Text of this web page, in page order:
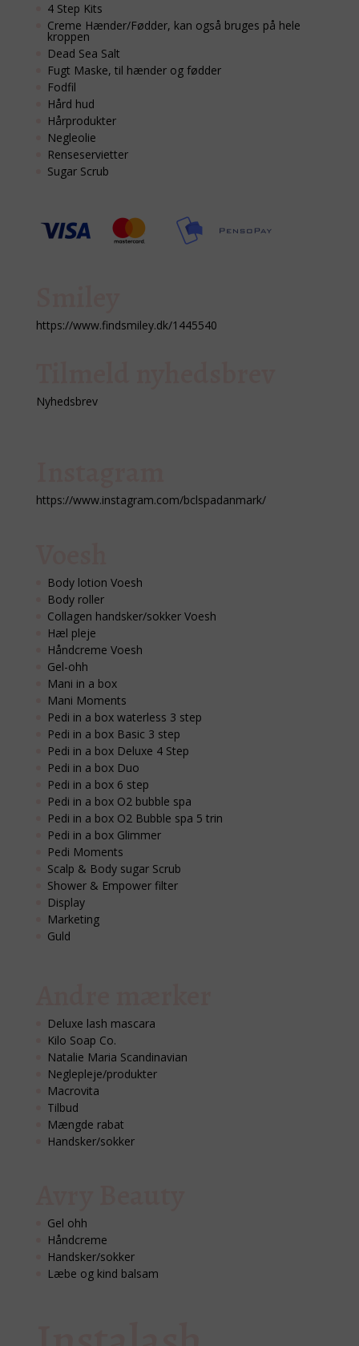
4 Step Kits
Creme Hænder/Fødder, kan også bruges på hele
kroppen
Dead Sea Salt
Fugt Maske, til hænder og fødder
Fodfil
Hård hud
Hårprodukter
Negleolie
Renseservietter
Sugar Scrub
https://www.findsmiley.dk/1445540
Nyhedsbrev
https://www.instagram.com/bclspadanmark/
Body lotion Voesh
Body roller
Collagen handsker/sokker Voesh
Hæl pleje
Håndcreme Voesh
Gel-ohh
Mani in a box
Mani Moments
Pedi in a box waterless 3 step
Pedi in a box Basic 3 step
Pedi in a box Deluxe 4 Step
Pedi in a box Duo
Pedi in a box 6 step
Pedi in a box O2 bubble spa
Pedi in a box O2 Bubble spa 5 trin
Pedi in a box Glimmer
Pedi Moments
Scalp & Body sugar Scrub
Shower & Empower filter
Display
Marketing
Guld
Deluxe lash mascara
Kilo Soap Co.
Natalie Maria Scandinavian
Neglepleje/produkter
Macrovita
Tilbud
Mængde rabat
Handsker/sokker
Gel ohh
Håndcreme
Handsker/sokker
Læbe og kind balsam